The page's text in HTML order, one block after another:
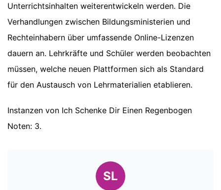
Unterrichtsinhalten weiterentwickeln werden. Die
Verhandlungen zwischen Bildungsministerien und
Rechteinhabern über umfassende Online-Lizenzen
dauern an. Lehrkräfte und Schüler werden beobachten
müssen, welche neuen Plattformen sich als Standard
für den Austausch von Lehrmaterialien etablieren.
Instanzen von Ich Schenke Dir Einen Regenbogen
Noten: 3.
SL